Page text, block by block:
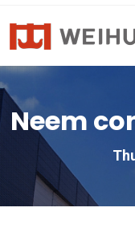
Neem